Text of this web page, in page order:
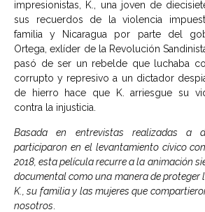
impresionistas, K., una joven de
sus recuerdos de la violencia
familia y Nicaragua por parte del
Ortega, exlíder de la Revolución
pasó de ser un rebelde que luchaba
corrupto y represivo a un dictador
de hierro hace que K. arriesgue su
contra la injusticia.
Basada en entrevistas realizadas a
participaron en el levantamiento cívico
2018, esta película recurre a la animación
documental como una manera de proteger
K., su familia y las mujeres que
nosotros